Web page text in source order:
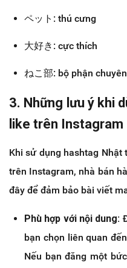
ペット: thú cưng
大好き: cực thích
ねこ部: bộ phận
3. Những lưu ý khi
like trên Instagram
Khi sử dụng hashtag Nhật
trên Instagram, nhà bán
đây để đảm bảo bài viết
Phù hợp với nội dung:
bạn chọn liên quan
Nếu bạn đăng một